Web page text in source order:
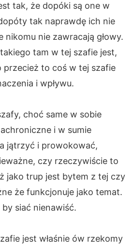
tak, że dopóki są one w
tak naprawdę ich nie
nikomu nie zawracają głowy.
tam w tej szafie jest,
przecież to coś w tej szafie
i wpływu.
choć same w sobie
i w sumie
jątrzyć i prowokować,
czy rzeczywiście to
jako trup jest bytem z tej czy
że funkcjonuje jako temat.
siać nienawiść.
jest właśnie ów rzekomy